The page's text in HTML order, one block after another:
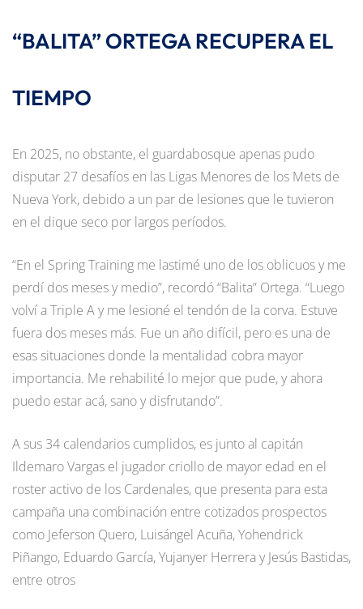
“BALITA” ORTEGA RECUPERA EL
TIEMPO
En 2025, no obstante, el guardabosque apenas pudo
disputar 27 desafíos en las Ligas Menores de los Mets de
Nueva York, debido a un par de lesiones que le tuvieron
en el dique seco por largos períodos.
“En el Spring Training me lastimé uno de los oblicuos y me
perdí dos meses y medio”, recordó “Balita” Ortega. “Luego
volví a Triple A y me lesioné el tendón de la corva. Estuve
fuera dos meses más. Fue un año difícil, pero es una de
esas situaciones donde la mentalidad cobra mayor
importancia. Me rehabilité lo mejor que pude, y ahora
puedo estar acá, sano y disfrutando”.
A sus 34 calendarios cumplidos, es junto al capitán
Ildemaro Vargas el jugador criollo de mayor edad en el
roster activo de los Cardenales, que presenta para esta
campaña una combinación entre cotizados prospectos
como Jeferson Quero, Luisángel Acuña, Yohendrick
Piñango, Eduardo García, Yujanyer Herrera y Jesús Bastidas,
entre otros